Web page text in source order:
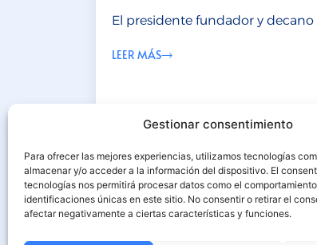
Gestionar consentimiento
Para ofrecer las mejores experiencias, utilizamos tecnologías
almacenar y/o acceder a la información del dispositivo. El
tecnologías nos permitirá procesar datos como el
identificaciones únicas en este sitio. No consentir o retirar el
afectar negativamente a ciertas características y funciones.
El presidente fundador y
LEER MÁS